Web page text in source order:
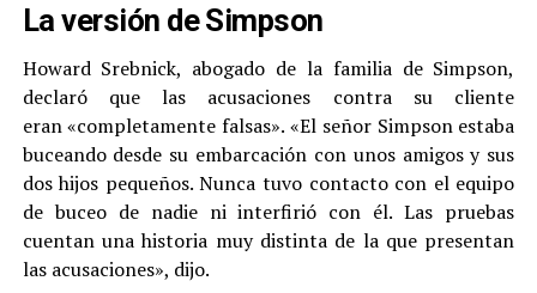
La versión de Simpson
Howard Srebnick, abogado de la familia de Simpson,
declaró que las acusaciones contra su cliente
eran «completamente falsas». «El señor Simpson estaba
buceando desde su embarcación con unos amigos y sus
dos hijos pequeños. Nunca tuvo contacto con el equipo
de buceo de nadie ni interfirió con él. Las pruebas
cuentan una historia muy distinta de la que presentan
las acusaciones», dijo.